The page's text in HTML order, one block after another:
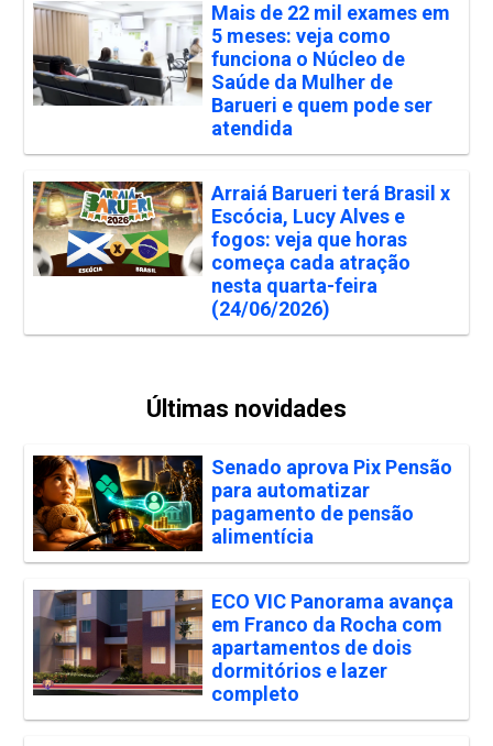
Mais de 22 mil exames em
5 meses: veja como
funciona o Núcleo de
Saúde da Mulher de
Barueri e quem pode ser
atendida
Arraiá Barueri terá Brasil x
Escócia, Lucy Alves e
fogos: veja que horas
começa cada atração
nesta quarta-feira
(24/06/2026)
Últimas novidades
Senado aprova Pix Pensão
para automatizar
pagamento de pensão
alimentícia
ECO VIC Panorama avança
em Franco da Rocha com
apartamentos de dois
dormitórios e lazer
completo